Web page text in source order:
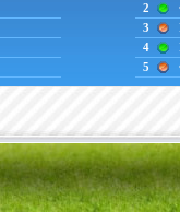
2
3
4
5